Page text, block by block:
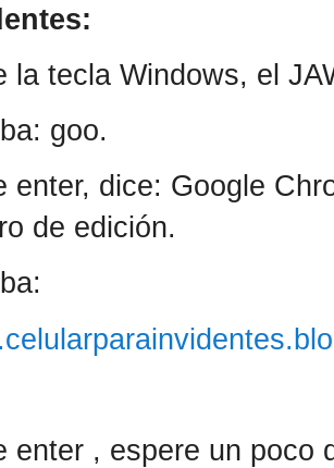
la tecla Windows, el
goo.
enter, dice: Google
de edición.
enter , espere un poco